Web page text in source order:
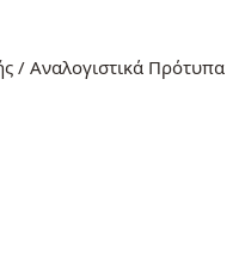
/ Αναλογιστικά Πρότυπα